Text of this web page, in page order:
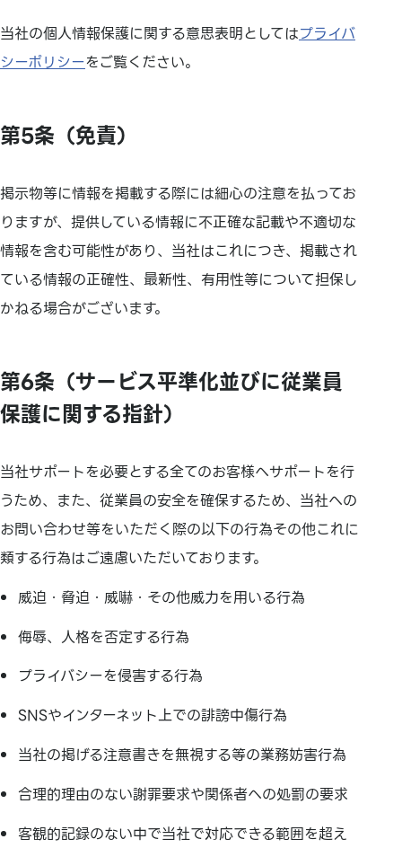
当社の個人情報保護に関する意思表明としてはプライバ
シーポリシーをご覧ください。
第5条（免責）
掲示物等に情報を掲載する際には細心の注意を払ってお
りますが、提供している情報に不正確な記載や不適切な
情報を含む可能性があり、当社はこれにつき、掲載され
ている情報の正確性、最新性、有用性等について担保し
かねる場合がございます。
第6条（サービス平準化並びに従業員
保護に関する指針）
当社サポートを必要とする全てのお客様へサポートを行
うため、また、従業員の安全を確保するため、当社への
お問い合わせ等をいただく際の以下の行為その他これに
類する行為はご遠慮いただいております。
威迫・脅迫・威嚇・その他威力を用いる行為
侮辱、人格を否定する行為
プライバシーを侵害する行為
SNSやインターネット上での誹謗中傷行為
当社の掲げる注意書きを無視する等の業務妨害行為
合理的理由のない謝罪要求や関係者への処罰の要求
客観的記録のない中で当社で対応できる範囲を超え